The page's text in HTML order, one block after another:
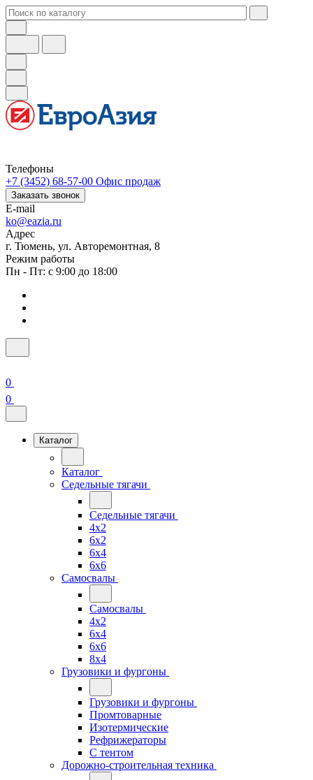
Телефоны
+7 (3452) 68-57-00 Офис продаж
Заказать звонок
E-mail
ko@eazia.ru
Адрес
г. Тюмень, ул. Авторемонтная, 8
Режим работы
Пн - Пт: с 9:00 до 18:00
0
0
Каталог
Каталог
Седельные тягачи
Седельные тягачи
4x2
6x2
6x4
6x6
Самосвалы
Самосвалы
4x2
6x4
6x6
8x4
Грузовики и фургоны
Грузовики и фургоны
Промтоварные
Изотермические
Рефрижераторы
С тентом
Дорожно-строительная техника